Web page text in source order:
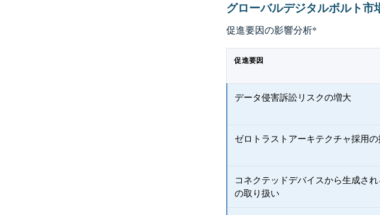
グローバルデジタルボルト市
促進要因の影響分析*
促進要因
データ侵害訴訟リスクの増大
ゼロトラストアーキテクチャ採用
コネクテッドデバイスから生成さ
の取り扱い